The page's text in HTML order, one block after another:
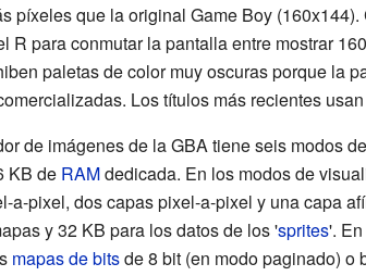
píxeles que la original Game Boy
R para conmutar la pantalla entre mostrar
paletas de colormuy oscuras porque la
Los títulos más recientes
de imágenes de la GBA tiene seis modos
KB de RAMdedicada. En los modos de
a-pixel, dos capas pixel-a-pixel y una capa
y 32 KB para los datos de los 'sprites'.
mapas de bitsde 8 bit (en modo paginado) o